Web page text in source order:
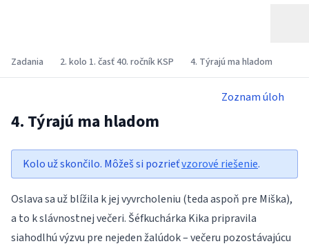
Zadania 2. kolo 1. časť 40. ročník KSP 4. Týrajú ma hladom
Zoznam úloh
4. Týrajú ma hladom
Kolo už skončilo. Môžeš si pozrieťvzorové riešenie.
Oslava sa už blížila k jej vyvrcholeniu (teda aspoň pre Miška),
a to k slávnostnej večeri. Šéfkuchárka Kika pripravila
siahodlhú výzvu pre nejeden žalúdok – večeru pozostávajúcu